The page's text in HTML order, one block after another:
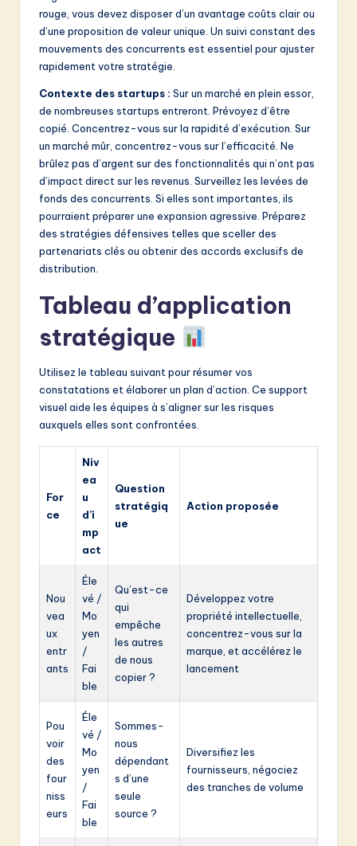
rouge, vous devez disposer d’un avantage coûts clair ou
d’une proposition de valeur unique. Un suivi constant des
mouvements des concurrents est essentiel pour ajuster
rapidement votre stratégie.
Contexte des startups : Sur un marché en plein essor,
de nombreuses startups entreront. Prévoyez d’être
copié. Concentrez-vous sur la rapidité d’exécution. Sur
un marché mûr, concentrez-vous sur l’efficacité. Ne
brûlez pas d’argent sur des fonctionnalités qui n’ont pas
d’impact direct sur les revenus. Surveillez les levées de
fonds des concurrents. Si elles sont importantes, ils
pourraient préparer une expansion agressive. Préparez
des stratégies défensives telles que sceller des
partenariats clés ou obtenir des accords exclusifs de
distribution.
Tableau d’application
stratégique
Utilisez le tableau suivant pour résumer vos
constatations et élaborer un plan d’action. Ce support
visuel aide les équipes à s’aligner sur les risques
auxquels elles sont confrontées.
For
ce
Niv
ea
u
d’i
mp
act
Question
stratégiq
ue
Action proposée
Nou
vea
ux
entr
ants
Éle
vé /
Mo
yen
/
Fai
ble
Qu’est-ce
qui
empêche
les autres
de nous
copier ?
Développez votre
propriété intellectuelle,
concentrez-vous sur la
marque, et accélérez le
lancement
Pou
voir
des
four
niss
eurs
Éle
vé /
Mo
yen
/
Fai
ble
Sommes-
nous
dépendant
s d’une
seule
source ?
Diversifiez les
fournisseurs, négociez
des tranches de volume